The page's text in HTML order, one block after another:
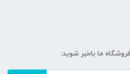
ما باخبر شوید: